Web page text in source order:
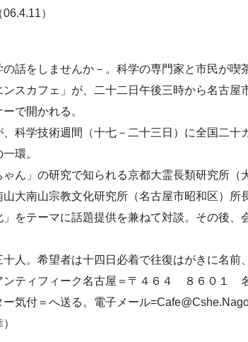
）
話をしませんか－。科学の専門家と市民が喫
スカフェ」が、二十二日午後三時から名古屋
で開かれる。
科学技術週間（十七－二十三日）に全国二十
環。
ん」の研究で知られる京都大霊長類研究所（
大南山宗教文化研究所（名古屋市昭和区）所
をテーマに話題提供を兼ねて対談。その後、
人。希望者は十四日必着で往復はがきに名前
ンティフィーク名古屋＝〒４６４ ８６０１
気付＝へ送る。電子メール